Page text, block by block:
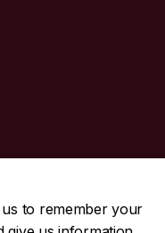
to remember your